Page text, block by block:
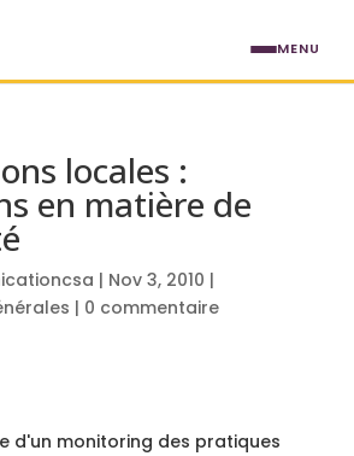
locales :
en matière de
| Nov 3, 2010 |
| 0 commentaire
d'un monitoring des pratiques
MENU